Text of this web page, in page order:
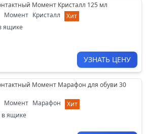
Момент Кристалл 125 мл
Момент Кристалл
Хит
ящике
УЗНАТЬ ЦЕНУ
Момент Марафон для обуви 30
Момент Марафон
Хит
в ящике